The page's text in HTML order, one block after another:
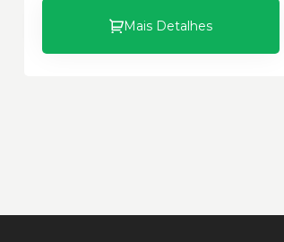
Mais Detalhes